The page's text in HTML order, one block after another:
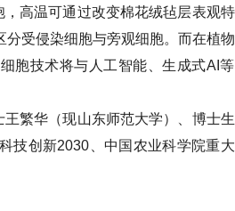
高温可通过改变棉花绒毡层表观
受侵染细胞与旁观细胞。而在植
胞技术将与人工智能、生成式AI
繁华（现山东师范大学）、博士
技创新2030、中国农业科学院重